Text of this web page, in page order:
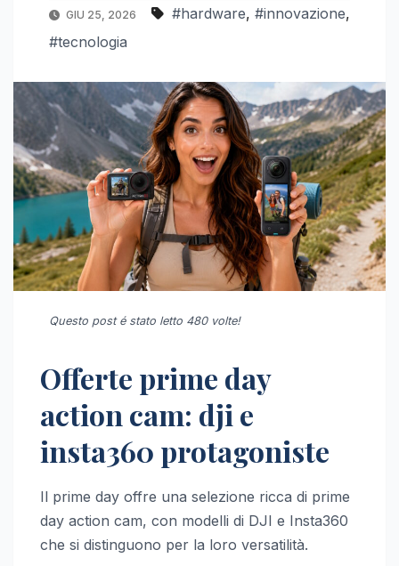
GIU 25, 2026 #hardware, #innovazione,
#tecnologia
Questo post é stato letto 480 volte!
Offerte prime day
action cam: dji e
insta360 protagoniste
Il prime day offre una selezione ricca di prime
day action cam, con modelli di DJI e Insta360
che si distinguono per la loro versatilità.